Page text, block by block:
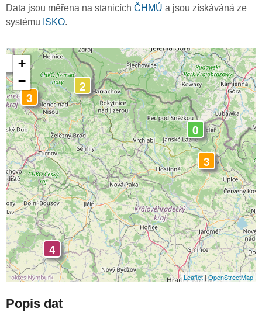
Data jsou měřena na stanicích ČHMÚ a jsou získáváná ze
systému ISKO.
3
2
4
3
0
+
−
Leaflet|OpenStreetMap
Popis dat